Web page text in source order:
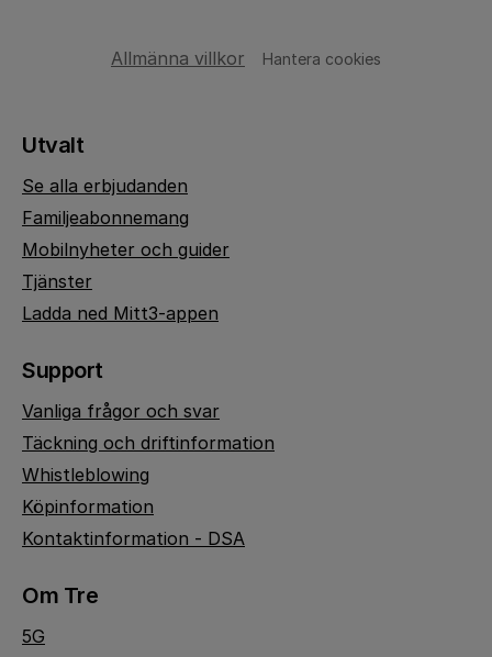
Allmänna villkor Hantera cookies
Utvalt
Se alla erbjudanden
Familjeabonnemang
Mobilnyheter och guider
Tjänster
Ladda ned Mitt3-appen
Support
Vanliga frågor och svar
Täckning och driftinformation
Whistleblowing
Köpinformation
Kontaktinformation - DSA
Om Tre
5G